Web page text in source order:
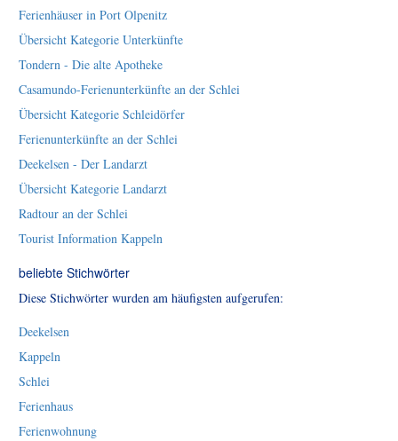
Ferienhäuser in Port Olpenitz
Übersicht Kategorie Unterkünfte
Tondern - Die alte Apotheke
Casamundo-Ferienunterkünfte an der Schlei
Übersicht Kategorie Schleidörfer
Ferienunterkünfte an der Schlei
Deekelsen - Der Landarzt
Übersicht Kategorie Landarzt
Radtour an der Schlei
Tourist Information Kappeln
beliebte Stichwörter
Diese Stichwörter wurden am häufigsten aufgerufen:
Deekelsen
Kappeln
Schlei
Ferienhaus
Ferienwohnung